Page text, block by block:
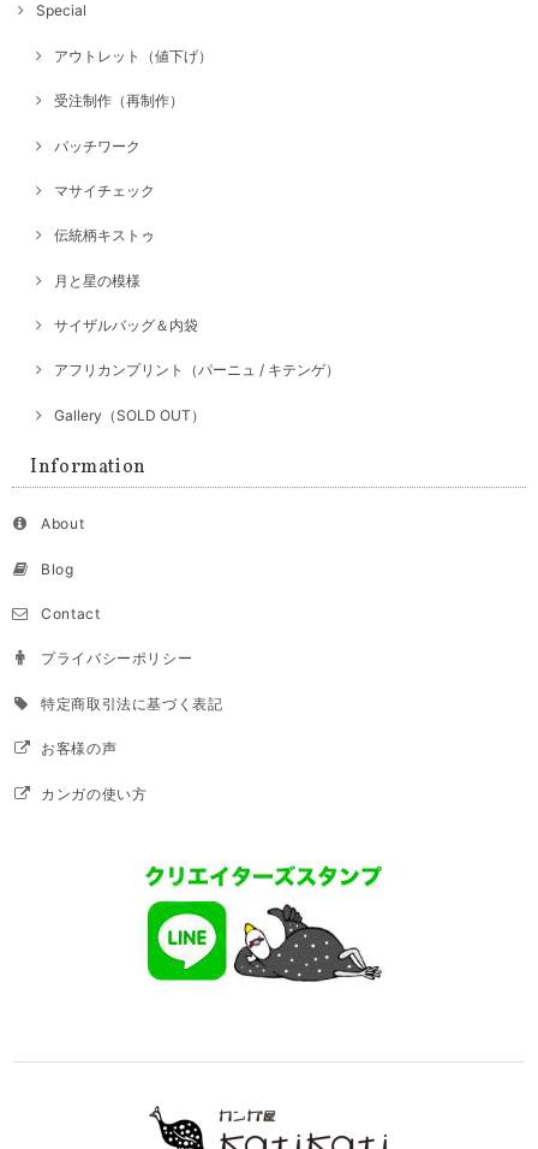
Special
アウトレット（値下げ）
受注制作（再制作）
パッチワーク
マサイチェック
伝統柄キストゥ
月と星の模様
サイザルバッグ＆内袋
アフリカンプリント（パーニュ / キテンゲ）
Gallery（SOLD OUT）
Information
About
Blog
Contact
プライバシーポリシー
特定商取引法に基づく表記
お客様の声
カンガの使い方